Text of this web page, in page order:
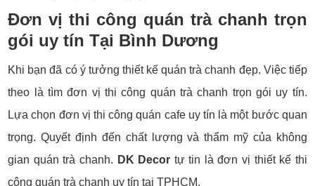
Đơn vị thi công quán trà chanh trọn
gói uy tín Tại Bình Dương
Khi bạn đã có ý tưởng thiết kế quán trà chanh đẹp. Việc tiếp
theo là tìm đơn vị thi công quán trà chanh trọn gói uy tín.
Lựa chọn đơn vị thi công quán cafe uy tín là một bước quan
trọng. Quyết định đến chất lượng và thẩm mỹ của không
gian quán trà chanh. DK Decor tự tin là đơn vị thiết kế thi
công quán trà chanh uy tín tại TPHCM.